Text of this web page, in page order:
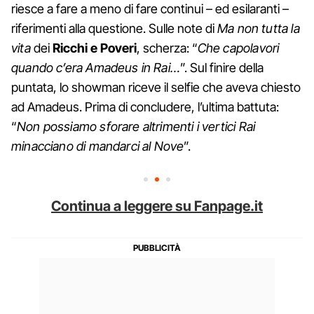
riesce a fare a meno di fare continui – ed esilaranti –
riferimenti alla questione. Sulle note diMa non tutta la
vitadeiRicchi e Poveri, scherza: “Che capolavori
quando c’era Amadeus in Rai…”. Sul finire della
puntata, lo showman riceve il selfie che aveva chiesto
ad Amadeus. Prima di concludere, l’ultima battuta:
“Non possiamo sforare altrimenti i vertici Rai
minacciano di mandarci al Nove”.
Continua a leggere su Fanpage.it